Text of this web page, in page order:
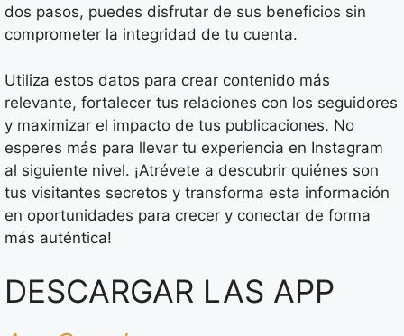
dos pasos, puedes disfrutar de sus beneficios sin
comprometer la integridad de tu cuenta.
Utiliza estos datos para crear contenido más
relevante, fortalecer tus relaciones con los seguidores
y maximizar el impacto de tus publicaciones. No
esperes más para llevar tu experiencia en Instagram
al siguiente nivel. ¡Atrévete a descubrir quiénes son
tus visitantes secretos y transforma esta información
en oportunidades para crecer y conectar de forma
más auténtica!
DESCARGAR LAS APP